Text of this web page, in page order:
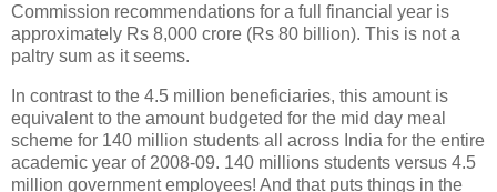
Commission recommendations for a full financial year is
approximately Rs 8,000 crore (Rs 80 billion). This is not a
paltry sum as it seems.
In contrast to the 4.5 million beneficiaries, this amount is
equivalent to the amount budgeted for the mid day meal
scheme for 140 million students all across India for the entire
academic year of 2008-09. 140 millions students versus 4.5
million government employees! And that puts things in the